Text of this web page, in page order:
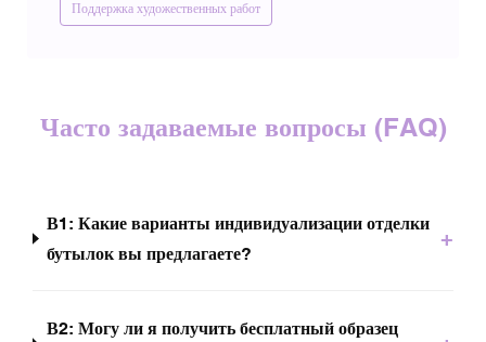
Поддержка художественных работ
Часто задаваемые вопросы (FAQ)
В1: Какие варианты индивидуализации отделки
бутылок вы предлагаете?
+
В2: Могу ли я получить бесплатный образец